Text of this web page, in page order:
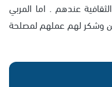
عندهم . اما المربي
وشكر لهم عملهم لمصلحة